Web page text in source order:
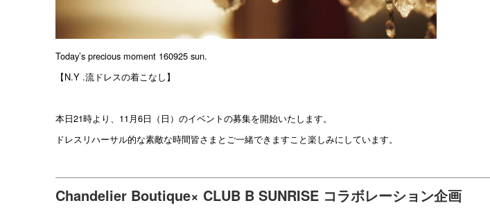
Today’s precious moment 160925 sun.
【N.Y .流ドレスの着こなし】
本日21時より、11月6日（日）のイベントの募集を開始いたします。
ドレスリハーサル的な素敵な時間皆さまとご一緒できますこと楽しみにしています。
Chandelier Boutique× CLUB B SUNRISE コラボレーション企画